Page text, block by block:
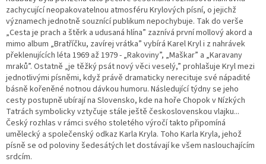
zachycující neopakovatelnou atmosféru Krylových písní, o jejichž
významech jednotně souznící publikum nepochybuje. Tak do verše
„Cesta je prach a štěrk a udusaná hlína” zaznívá první mollový akord a
mimo album „Bratříčku, zavírej vrátka” vybírá Karel Kryl i z nahrávek
překlenujících léta 1969 až 1979 - „Rakoviny”, „Maškar” a „Karavany
mraků”. Ostatně „je těžký psát nový věci veselý,” prohlašuje Kryl mezi
jednotlivými písněmi, když právě dramaticky nerecituje své nápadité
básně kořeněné notnou dávkou humoru. Následující týdny se jeho
cesty postupně ubírají na Slovensko, kde na hoře Chopok v Nízkých
Tatrách symbolicky vztyčuje stále ještě československou vlajku...
Český rozhlas v rámci svého stoletého výročí takto připomíná
umělecký a společenský odkaz Karla Kryla. Toho Karla Kryla, jehož
písně se od poloviny šedesátých let dostávají ke všem naslouchajícím
srdcím.